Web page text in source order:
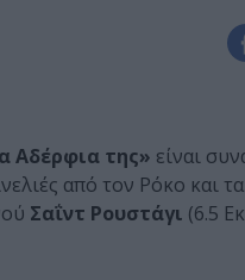
Αδέρφια της» είναι
από τον Ρόκο
Σαΐντ Ρουστάγι (6.5